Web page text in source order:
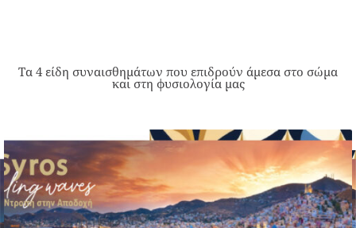
Τα 4 είδη συναισθημάτων που επιδρούν άμεσα στο σώμα
και στη φυσιολογία μας